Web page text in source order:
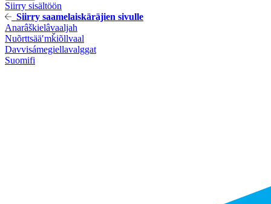
Siirry sisältöön
Siirry saamelaiskäräjien sivulle
Anarâškielâvaaljah
Nuõrttsääʹmǩiõllvaal
Davvisámegiellavalggat
Suomifi